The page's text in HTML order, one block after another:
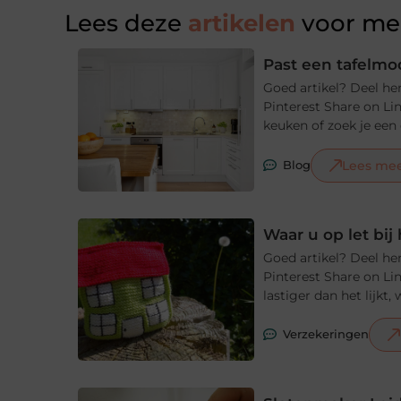
Lees deze artikelen voor
Past een
Goed artikel? Deel
Pinterest Share on
keuken of zoek je
Blog Lees
Waar u op let bij
Goed artikel? Deel
Pinterest Share on
lastiger dan het lijkt,
Verzekeringen